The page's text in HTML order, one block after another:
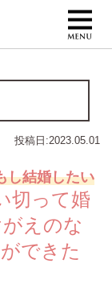
投稿日:2023.05.01
し結婚したい
切って婚
えのな
できた